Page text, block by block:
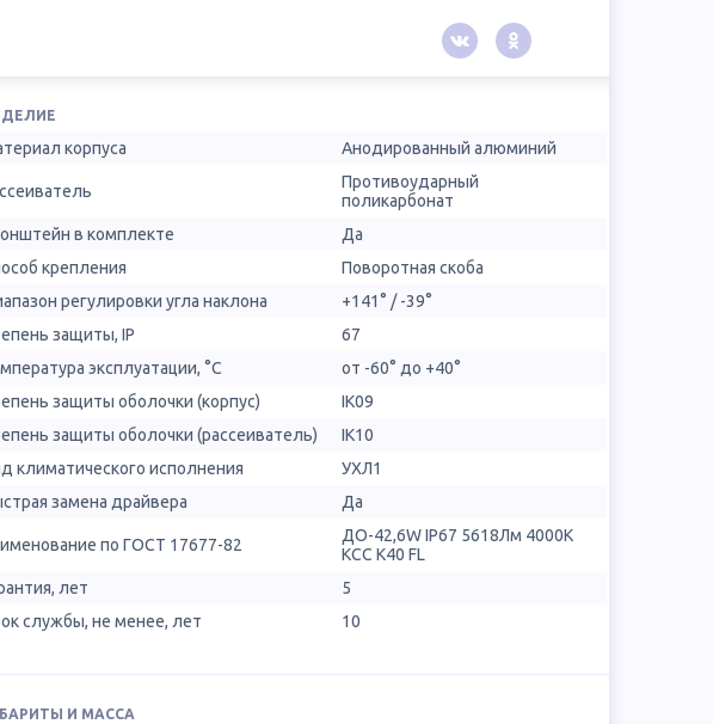
корпуса Анодированный алюминий
Противоударный
поликарбонат
в комплекте
Да
крепления
Поворотная скоба
регулировки угла наклона
+141° / -39°
защиты, IP
67
эксплуатации, °С
от -60° до +40°
защиты оболочки (корпус)
IK09
защиты оболочки (рассеиватель)
IK10
климатического исполнения
УХЛ1
замена драйвера
Да
по ГОСТ 17677-82
ДО-42,6W IP67 5618Лм 4000К
КСС К40 FL
лет
5
службы, не менее, лет
10
И МАССА